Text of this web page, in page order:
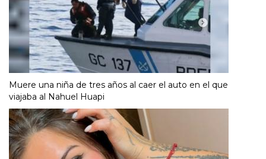
Muere una niña de tres años al caer el auto en el que
viajaba al Nahuel Huapi